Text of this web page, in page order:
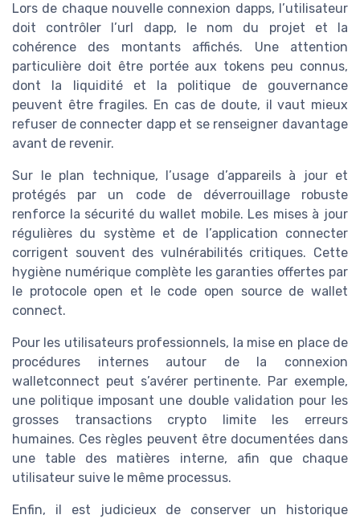
Lors de chaque nouvelle connexion dapps, l’utilisateur
doit contrôler l’url dapp, le nom du projet et la
cohérence des montants affichés. Une attention
particulière doit être portée aux tokens peu connus,
dont la liquidité et la politique de gouvernance
peuvent être fragiles. En cas de doute, il vaut mieux
refuser de connecter dapp et se renseigner davantage
avant de revenir.
Sur le plan technique, l’usage d’appareils à jour et
protégés par un code de déverrouillage robuste
renforce la sécurité du wallet mobile. Les mises à jour
régulières du système et de l’application connecter
corrigent souvent des vulnérabilités critiques. Cette
hygiène numérique complète les garanties offertes par
le protocole open et le code open source de wallet
connect.
Pour les utilisateurs professionnels, la mise en place de
procédures internes autour de la connexion
walletconnect peut s’avérer pertinente. Par exemple,
une politique imposant une double validation pour les
grosses transactions crypto limite les erreurs
humaines. Ces règles peuvent être documentées dans
une table des matières interne, afin que chaque
utilisateur suive le même processus.
Enfin, il est judicieux de conserver un historique